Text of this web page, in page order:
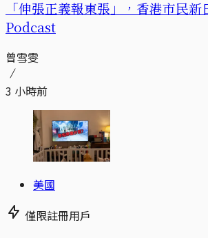
「伸張正義報東張」，香港市民新
Podcast
曾雪雯
3 小時前
美國
僅限註冊用戶